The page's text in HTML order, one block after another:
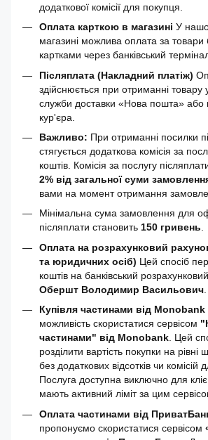
додаткової комісії для покупця.
Оплата карткою в магазині У
магазині можлива оплата за товари
картками через банківський
Післяплата (Накладний платіж)
здійснюється при отриманні товару у
служби доставки «Нова пошта» або
кур'єра.
Важливо: При отриманні посилки
стягується додаткова комісія за
коштів. Комісія за послугу
2% від загальної суми
вами на момент отримання
Мінімальна сума замовлення для
післяплати становить 150 гривень.
Оплата на розрахунковий
та юридичних осіб) Цей спосіб
коштів на банківський
Обершт Володимир Васильович
Купівля частинами від Monobank
можливість скористатися сервісом
частинами" від Monobank . Цей
розділити вартість покупки на рівні
без додаткових відсотків чи комісій
Послуга доступна виключно для
мають активний ліміт за цим
Оплата частинами від
пропонуємо скористатися сервісом